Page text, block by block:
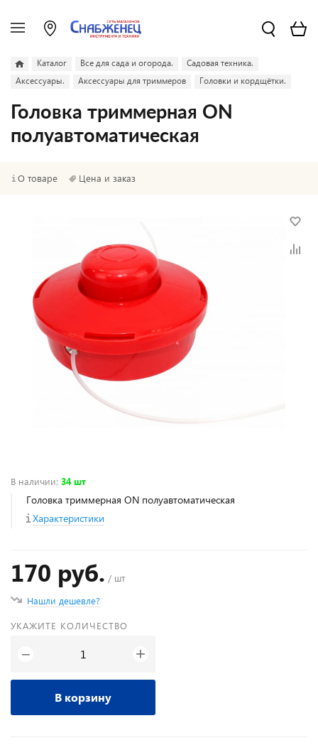
Каталог Все для сада и огорода.
Садовая техника.
Аксессуары.
Аксессуары для триммеров Головки и кордщётки.
Головка триммерная ON
полуавтоматическая
О товаре Цена и заказ
В наличии: 34 шт
Головка триммерная ON полуавтоматическая
Характеристики
170 руб. / шт
Нашли дешевле?
УКАЖИТЕ КОЛИЧЕСТВО
− +
В корзину